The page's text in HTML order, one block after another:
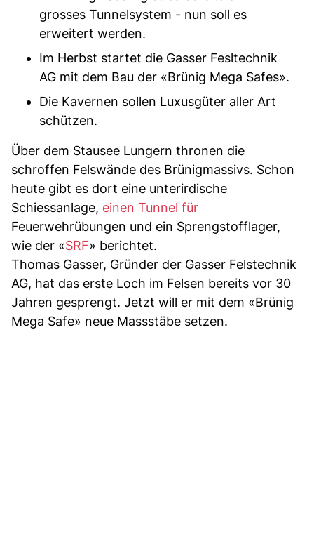
grosses Tunnelsystem - nun soll es
erweitert werden.
Im Herbst startet die Gasser Fesltechnik
AG mit dem Bau der «Brünig Mega Safes».
Die Kavernen sollen Luxusgüter aller Art
schützen.
Über dem Stausee Lungern thronen die
schroffen Felswände des Brünigmassivs. Schon
heute gibt es dort eine unterirdische
Schiessanlage, einen Tunnel für
Feuerwehrübungen und ein Sprengstofflager,
wie der «SRF» berichtet.
Thomas Gasser, Gründer der Gasser Felstechnik
AG, hat das erste Loch im Felsen bereits vor 30
Jahren gesprengt. Jetzt will er mit dem «Brünig
Mega Safe» neue Massstäbe setzen.